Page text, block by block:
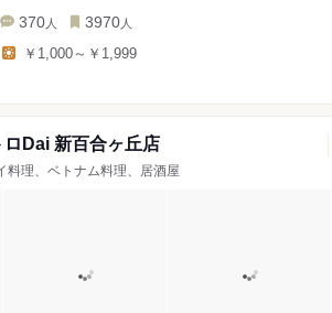
370 人 3970 人
￥1,000～￥1,999
Dai 新百合ヶ丘店
料理、ベトナム料理、居酒屋